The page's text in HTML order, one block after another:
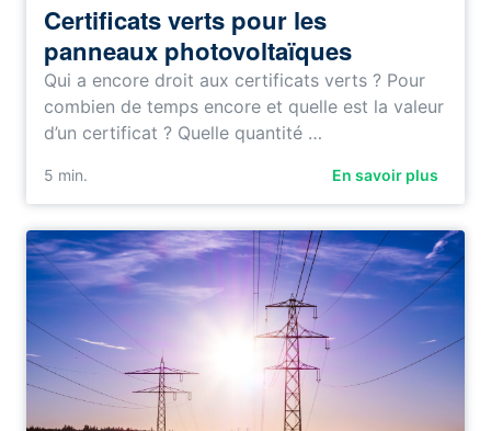
Certificats verts pour les
panneaux photovoltaïques
Qui a encore droit aux certificats verts ? Pour
combien de temps encore et quelle est la valeur
d’un certificat ? Quelle quantité …
5 min. En savoir plus